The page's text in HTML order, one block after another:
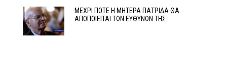
ΜΕΧΡΙ ΠΟΤΕ Η ΜΗΤΕΡΑ ΠΑΤΡΙΔΑ ΘΑ
ΑΠΟΠΟΙΕΙΤΑΙ ΤΩΝ ΕΥΘΥΝΩΝ ΤΗΣ…